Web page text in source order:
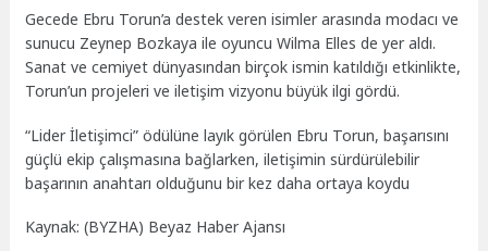
Gecede Ebru Torun’a destek veren isimler arasında modacı ve
sunucu Zeynep Bozkaya ile oyuncu Wilma Elles de yer aldı.
Sanat ve cemiyet dünyasından birçok ismin katıldığı etkinlikte,
Torun’un projeleri ve iletişim vizyonu büyük ilgi gördü.
“Lider İletişimci” ödülüne layık görülen Ebru Torun, başarısını
güçlü ekip çalışmasına bağlarken, iletişimin sürdürülebilir
başarının anahtarı olduğunu bir kez daha ortaya koydu
Kaynak: (BYZHA) Beyaz Haber Ajansı